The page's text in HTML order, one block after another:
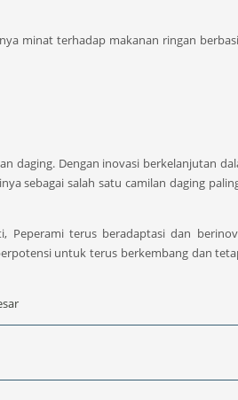
minat terhadap makanan ringan
daging. Dengan inovasi berkelanjutan
sebagai salah satu camilan daging
Peperami terus beradaptasi dan
untuk terus berkembang dan